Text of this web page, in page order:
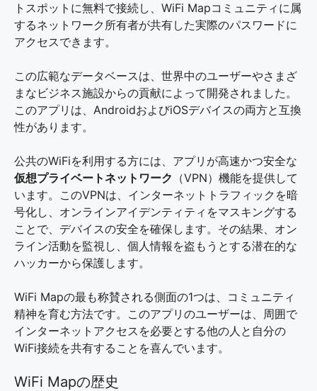
トスポットに無料で接続し、WiFi Mapコミュニティに属
するネットワーク所有者が共有した実際のパスワードに
アクセスできます。
この広範なデータベースは、世界中のユーザーやさまざ
まなビジネス施設からの貢献によって開発されました。
このアプリは、AndroidおよびiOSデバイスの両方と互換
性があります。
公共のWiFiを利用する方には、アプリが高速かつ安全な
仮想プライベートネットワーク （VPN）機能を提供して
います。このVPNは、インターネットトラフィックを暗
号化し、オンラインアイデンティティをマスキングする
ことで、デバイスの安全を確保します。その結果、オン
ライン活動を監視し、個人情報を盗もうとする潜在的な
ハッカーから保護します。
WiFi Mapの最も称賛される側面の1つは、コミュニティ
精神を育む方法です。このアプリのユーザーは、周囲で
インターネットアクセスを必要とする他の人と自分の
WiFi接続を共有することを喜んでいます。
WiFi Mapの歴史